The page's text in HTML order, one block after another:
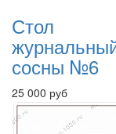
Стол
сосны №6
25 000 руб